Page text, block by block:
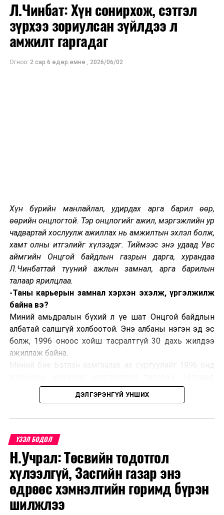
Л.Чинбат: Хүн сонирхож, сэтгэл
зүрхээ зориулсан зүйлдээ л
амжилт гаргадаг
Огноо: 2 сар 6 өдөр.өмнө , 2026/06/02
Хүн бүрийн манлайлал, удирдах арга барил өөр,
өөрийн онцлогтой. Тэр онцлогийг ажил, мэргэжлийн ур
чадвартай хослуулж ажиллах нь амжилтын эхлэл болж,
хамт олны итгэлийг хүлээдэг. Тиймээс энэ удаад Увс
аймгийн Онцгой байдлын газрын дарга, хурандаа
Л.Чинбаттай түүний ажлын замнал, арга барилын
талаар ярилцлаа.
-Таны карьерын замнал хэрхэн эхэлж, үргэлжилж
байна вэ?
Миний амьдралын бүхий л үе шат Онцгой байдлын
албатай салшгүй холбоотой. Энэ албаны нэгэн эд эс
болж, 1996 оноос хойш тасралтгүй 30 дахь жилдээ
ажиллаж байна.
Завхан аймагт нефтийн гэрээт байцаагчаар
томилогдон ажлын гараагаа эхлүүлж байлаа. Улмаар
газрын Гал түймэр унтраах, аврах 50 дугаар ангид
ажилласан. Үүнээс хойш буюу 2004-2024 онд Налайх
дүүргийн Онцгой байдлын хэлтэст салааны
захирагчаас хэлтсийн дарга хүртэл албан тушаал
эрхэлж байгаад Увс аймгийн Онцгой байдлын газрын
даргаар 2024 оны есдүгээр сард томилогдон үүрэг
ДЭЛГЭРЭНГҮЙ УНШИХ
ҮЗЭЛ БОДОЛ
Н.Учрал: Төсвийн тодотгол
хүлээлгүй, Засгийн газар энэ
өдрөөс хэмнэлтийн горимд бүрэн
шилжлээ